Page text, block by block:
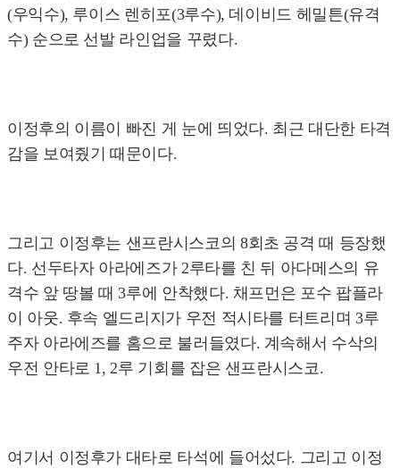
(우익수), 루이스 렌히포(3루수), 데이비드 헤밀튼(유격
수) 순으로 선발 라인업을 꾸렸다.
이정후의 이름이 빠진 게 눈에 띄었다. 최근 대단한 타격
감을 보여줬기 때문이다.
그리고 이정후는 샌프란시스코의 8회초 공격 때 등장했
다. 선두타자 아라에즈가 2루타를 친 뒤 아다메스의 유
격수 앞 땅볼 때 3루에 안착했다. 채프먼은 포수 팝플라
이 아웃. 후속 엘드리지가 우전 적시타를 터트리며 3루
주자 아라에즈를 홈으로 불러들였다. 계속해서 수삭의
우전 안타로 1, 2루 기회를 잡은 샌프란시스코.
여기서 이정후가 대타로 타석에 들어섰다. 그리고 이정